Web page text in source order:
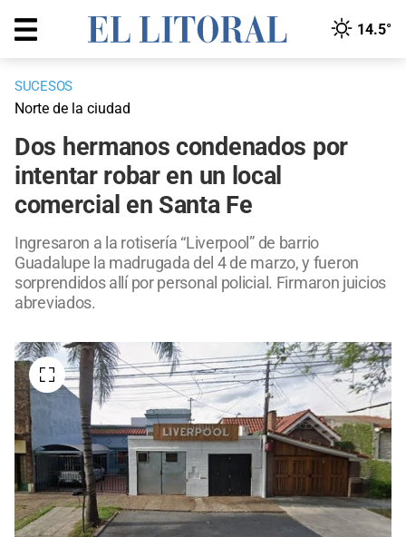
14.5°
SUCESOS
Norte de la ciudad
Dos hermanos condenados por
intentar robar en un local
comercial en Santa Fe
Ingresaron a la rotisería “Liverpool” de barrio
Guadalupe la madrugada del 4 de marzo, y fueron
sorprendidos allí por personal policial. Firmaron juicios
abreviados.